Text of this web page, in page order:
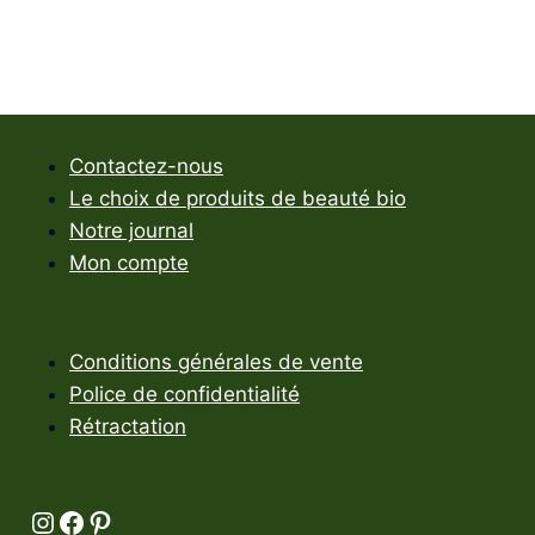
Contactez-nous
Le choix de produits de beauté bio
Notre journal
Mon compte
Conditions générales de vente
Police de confidentialité
Rétractation
Instagram
Facebook
Pinterest